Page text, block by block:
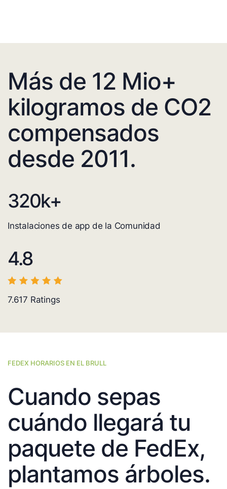
Más de 12 Mio+
kilogramos de CO2
compensados
desde 2011.
320k+
Instalaciones de app de la Comunidad
4.8
7.617 Ratings
FEDEX HORARIOS EN EL BRULL
Cuando sepas
cuándo llegará tu
paquete de FedEx,
plantamos árboles.